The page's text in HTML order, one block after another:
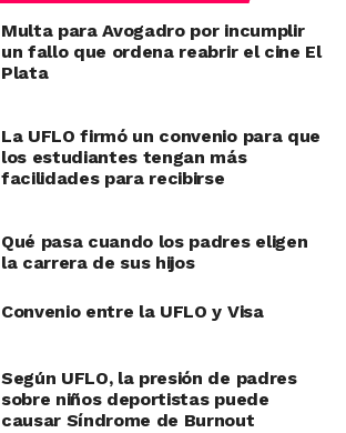
Multa para Avogadro por incumplir
un fallo que ordena reabrir el cine El
Plata
La UFLO firmó un convenio para que
los estudiantes tengan más
facilidades para recibirse
Qué pasa cuando los padres eligen
la carrera de sus hijos
Convenio entre la UFLO y Visa
Según UFLO, la presión de padres
sobre niños deportistas puede
causar Síndrome de Burnout